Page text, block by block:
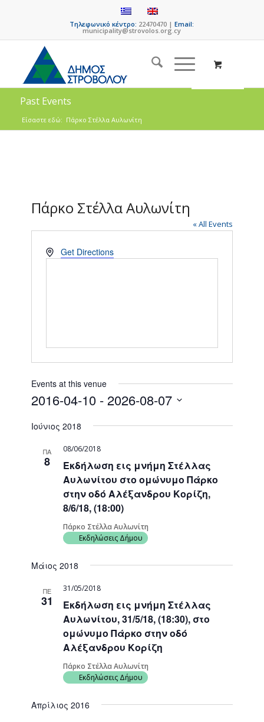
Τηλεφωνικό κέντρο: 22470470 |Email:
municipality@strovolos.org.cy
Past Events
Είσαστε εδώ: Πάρκο Στέλλα Αυλωνίτη
Πάρκο Στέλλα Αυλωνίτη
« All Events
AddressGet Directions
Events at this venue
2016-04-10 - 2026-08-07
date.
Ιούνιος 2018
ΠΑ
8
Εκδήλωση εις μνήμη Στέλλας
Αυλωνίτου στο ομώνυμο Πάρκο
στην οδό Αλέξανδρου Κορίζη,
8/6/18, (18:00)
08/06/2018
Πάρκο Στέλλα Αυλωνίτη
Εκδηλώσεις Δήμου
Μάιος 2018
ΠΕ
31
Εκδήλωση εις μνήμη Στέλλας
Αυλωνίτου, 31/5/18, (18:30), στο
ομώνυμο Πάρκο στην οδό
Αλέξανδρου Κορίζη
31/05/2018
Πάρκο Στέλλα Αυλωνίτη
Εκδηλώσεις Δήμου
Απρίλιος 2016